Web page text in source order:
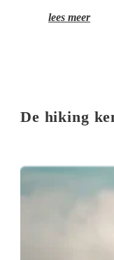
lees meer
De hiking